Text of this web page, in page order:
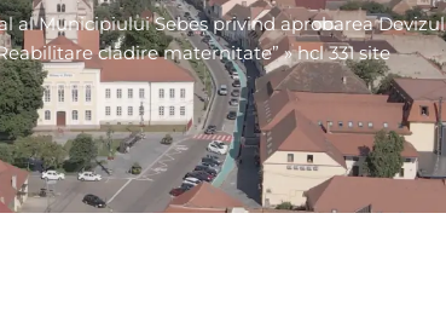
al Municipiului Sebeș privind aprobarea
clădire maternitate”»hcl 331 site